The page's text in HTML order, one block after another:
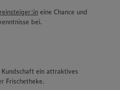
eine Chance und
bei.
ein attraktives
Frischetheke.